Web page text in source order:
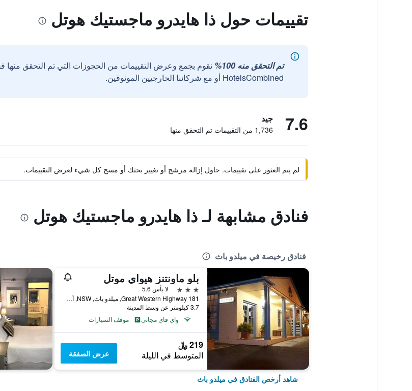
تقييمات حول ذا هايدرو ماجستيك هوتل
تم التحقق منه 100%
نقوم بجمع وعرض التقييمات من الحجوزات التي تم التحقق
HotelsCombined أو مع شركائنا الخارجيين الموثوقين.
7.6 جيد
1,736 من التقييمات تم التحقق منها
لم يتم العثور على تقييمات. حاول إزالة مرشح أو تغيير بحثك أو مسح كل شيء لعرض التقييمات.
فنادق مشابهة لـ ذا هايدرو ماجستيك هوتل
فنادق رخيصة في ميلدو باث
بلو ماونتنز هيواي موتل
3 نجوم
لا بأس 5.6
181 Great Western Highway, ميلدو باث, NSW, أستراليا
3.7 كيلومتر عن وسط المدينة
واي فاي مجاني
موقف السيارات
219 ﷼
المتوسط في الليلة عرض الصفقة
شاهد أرخص الفنادق في ميلدو باث